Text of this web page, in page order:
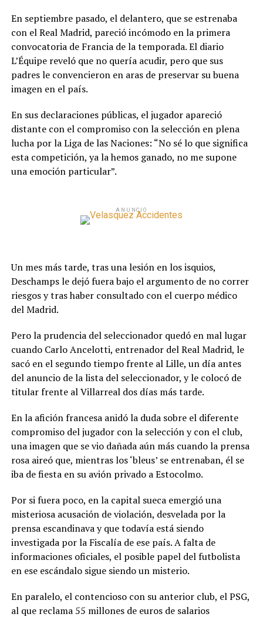
En septiembre pasado, el delantero, que se estrenaba
con el Real Madrid, pareció incómodo en la primera
convocatoria de Francia de la temporada. El diario
L’Équipe reveló que no quería acudir, pero que sus
padres le convencieron en aras de preservar su buena
imagen en el país.
En sus declaraciones públicas, el jugador apareció
distante con el compromiso con la selección en plena
lucha por la Liga de las Naciones: “No sé lo que significa
esta competición, ya la hemos ganado, no me supone
una emoción particular”.
ANUNCIO
Un mes más tarde, tras una lesión en los isquios,
Deschamps le dejó fuera bajo el argumento de no correr
riesgos y tras haber consultado con el cuerpo médico
del Madrid.
Pero la prudencia del seleccionador quedó en mal lugar
cuando Carlo Ancelotti, entrenador del Real Madrid, le
sacó en el segundo tiempo frente al Lille, un día antes
del anuncio de la lista del seleccionador, y le colocó de
titular frente al Villarreal dos días más tarde.
En la afición francesa anidó la duda sobre el diferente
compromiso del jugador con la selección y con el club,
una imagen que se vio dañada aún más cuando la prensa
rosa aireó que, mientras los ‘bleus’ se entrenaban, él se
iba de fiesta en su avión privado a Estocolmo.
Por si fuera poco, en la capital sueca emergió una
misteriosa acusación de violación, desvelada por la
prensa escandinava y que todavía está siendo
investigada por la Fiscalía de ese país. A falta de
informaciones oficiales, el posible papel del futbolista
en ese escándalo sigue siendo un misterio.
En paralelo, el contencioso con su anterior club, el PSG,
al que reclama 55 millones de euros de salarios